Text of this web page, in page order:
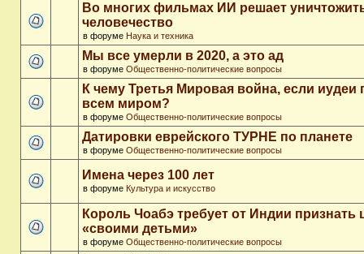
Во многих фильмах ИИ решает
человечество
в форуме Наука и техника
Мы все умерли в 2020, а это ад
в форуме Общественно-политические вопросы
К чему Третья Мировая война, если иудеи
всем миром?
в форуме Общественно-политические вопросы
Датировки еврейского ТУРНЕ по планете
в форуме Общественно-политические вопросы
Имена через 100 лет
в форуме Культура и искусство
Король Чоабэ требует от Индии признать
«своими детьми»
в форуме Общественно-политические вопросы